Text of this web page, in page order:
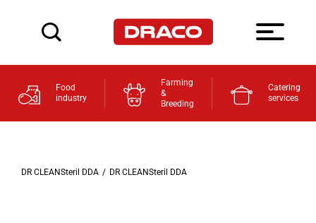
Food
industry
Farming
&
Breeding
Catering
services
DR CLEANSteril DDA / DR CLEANSteril DDA